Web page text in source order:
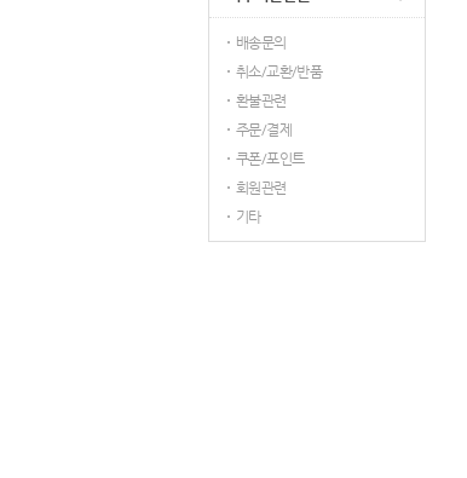
배송문의
취소/교환/반품
환불관련
주문/결제
쿠폰/포인트
회원관련
기타